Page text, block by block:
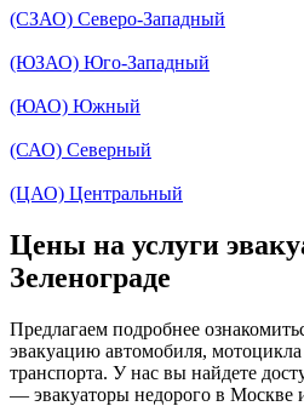
(СЗАО) Северо-Западный
(ЮЗАО) Юго-Западный
(ЮАО) Южный
(САО) Северный
(ЦАО) Центральный
Цены на услуги
Зеленограде
Предлагаем подробнее
эвакуацию автомобиля,
транспорта. У нас вы найдете
— эвакуаторы недорого в Москве